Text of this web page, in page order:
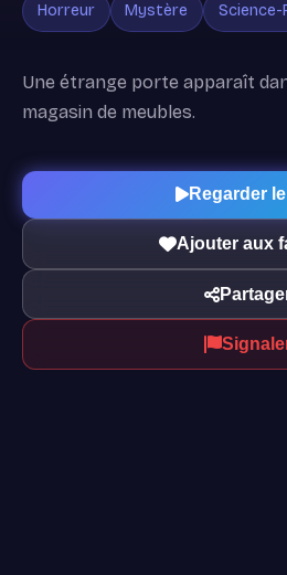
Horreur Mystère
Une étrange porte apparaît
magasin de meubles.
Regarder
Ajouter aux